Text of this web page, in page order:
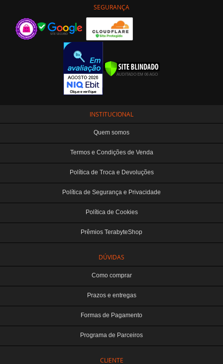
SEGURANÇA
INSTITUCIONAL
Quem somos
Termos e Condições de Venda
Política de Troca e Devoluções
Política de Segurança e Privacidade
Política de Cookies
Prêmios TerabyteShop
DÚVIDAS
Como comprar
Prazos e entregas
Formas de Pagamento
Programa de Parceiros
CLIENTE